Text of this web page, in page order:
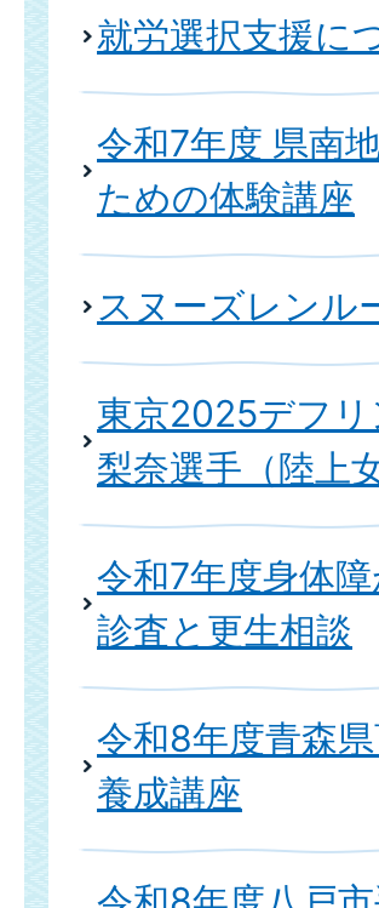
就労選択支援に
令和7年度 県南
ための体験講座
スヌーズレンル
東京2025デフ
梨奈選手（陸上
令和7年度身体
診査と更生相談
令和8年度青森
養成講座